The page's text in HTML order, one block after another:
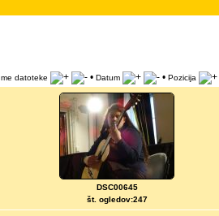
Ime datoteke • Datum • Pozicija
DSC00645
št. ogledov:247